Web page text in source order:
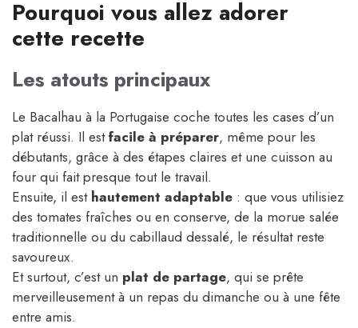
Pourquoi vous allez adorer
cette recette
Les atouts principaux
Le Bacalhau à la Portugaise coche toutes les cases d’un
plat réussi. Il estfacile à préparer, même pour les
débutants, grâce à des étapes claires et une cuisson au
four qui fait presque tout le travail.
Ensuite, il est hautement adaptable : que vous utilisiez
des tomates fraîches ou en conserve, de la morue salée
traditionnelle ou du cabillaud dessalé, le résultat reste
savoureux.
Et surtout, c’est un plat de partage, qui se prête
merveilleusement à un repas du dimanche ou à une fête
entre amis.